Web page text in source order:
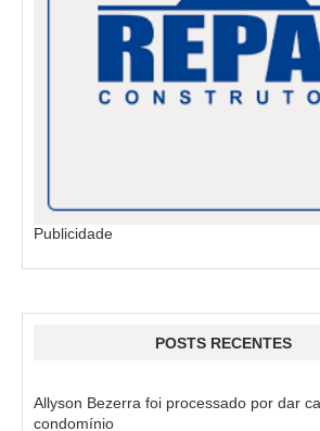
Publicidade
POSTS RECENTES
Allyson Bezerra foi processado por dar
condomínio